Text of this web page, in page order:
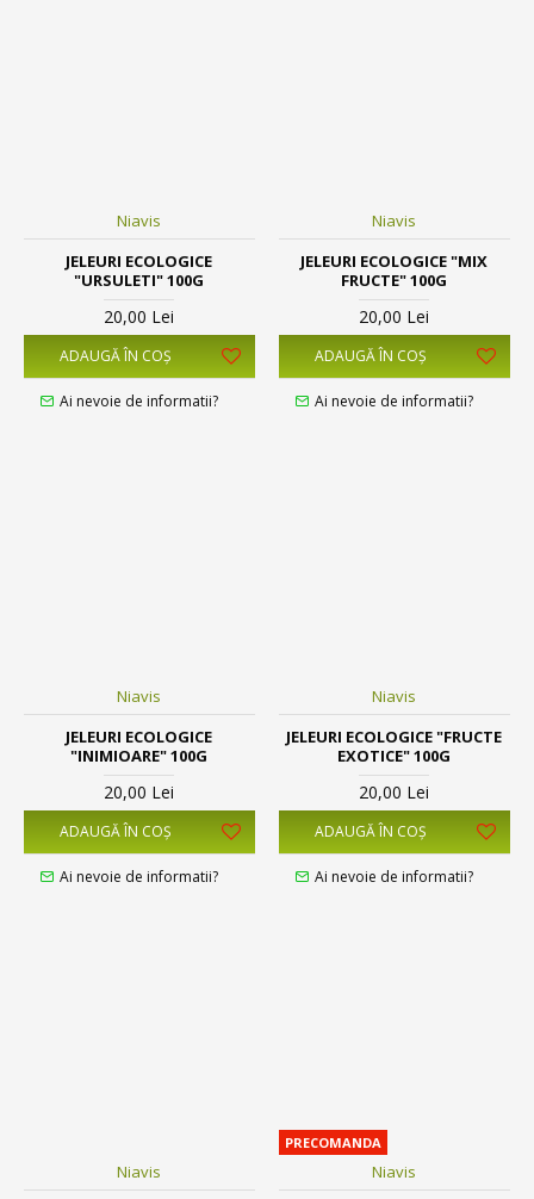
Niavis
JELEURI ECOLOGICE
"URSULETI" 100G
20,00 Lei
ADAUGĂ ÎN COŞ
Ai nevoie de informatii?
Niavis
JELEURI ECOLOGICE "MIX
FRUCTE" 100G
20,00 Lei
ADAUGĂ ÎN COŞ
Ai nevoie de informatii?
Niavis
JELEURI ECOLOGICE
"INIMIOARE" 100G
20,00 Lei
ADAUGĂ ÎN COŞ
Ai nevoie de informatii?
Niavis
JELEURI ECOLOGICE "FRUCTE
EXOTICE" 100G
20,00 Lei
ADAUGĂ ÎN COŞ
Ai nevoie de informatii?
Niavis
PRECOMANDA
Niavis